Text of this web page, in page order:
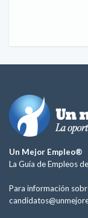
Un Mejor Empleo®
La Guía de Empleos
Para información